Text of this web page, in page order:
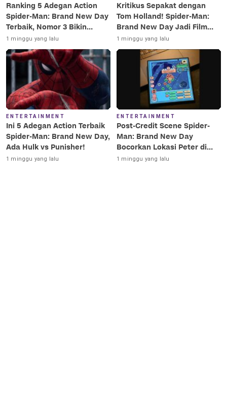
Ranking 5 Adegan Action
Spider-Man: Brand New Day
Terbaik, Nomor 3 Bikin
Terkesima!
1 minggu yang lalu
Kritikus Sepakat dengan
Tom Holland! Spider-Man:
Brand New Day Jadi Film
Terbaik Era MCU
1 minggu yang lalu
ENTERTAINMENT
Ini 5 Adegan Action Terbaik
Spider-Man: Brand New Day,
Ada Hulk vs Punisher!
1 minggu yang lalu
ENTERTAINMENT
Post-Credit Scene Spider-
Man: Brand New Day
Bocorkan Lokasi Peter di
Luar Angkasa!
1 minggu yang lalu